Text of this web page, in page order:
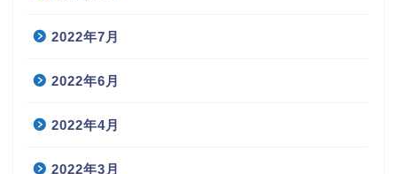
2022年7月
2022年6月
2022年4月
2022年3月